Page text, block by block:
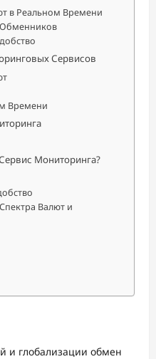
в Реальном Времени
Сервисов
Времени
Мониторинга?
Валют и
и глобализации обмен